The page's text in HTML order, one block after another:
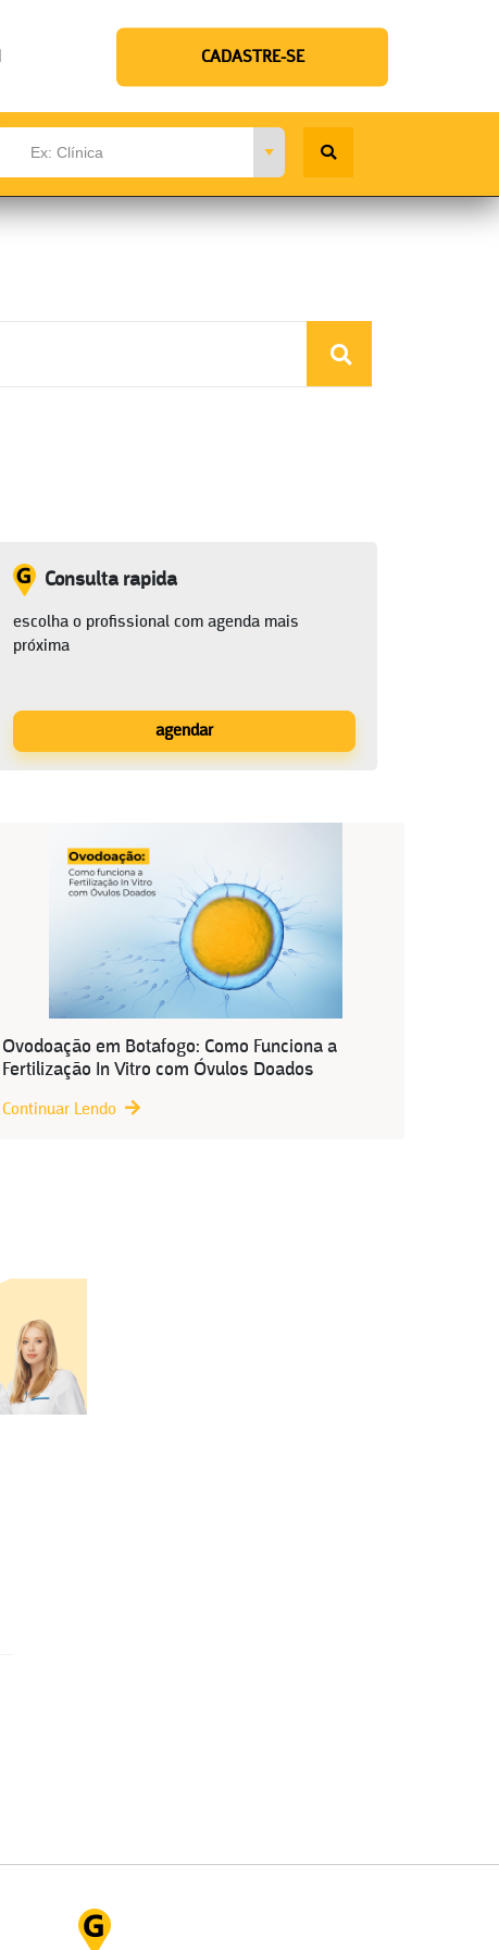
CADASTRE-SE
Consulta rapida
escolha o profissional com agenda mais
próxima
agendar
Ovodoação em Botafogo: Como Funciona a
Fertilização In Vitro com Óvulos Doados
Continuar Lendo